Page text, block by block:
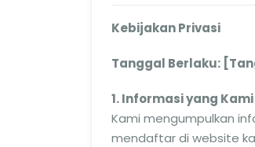
Kebijakan Privasi
Tanggal Berlaku:
1. Informasi yang
Kami mengumpulkan
mendaftar di website